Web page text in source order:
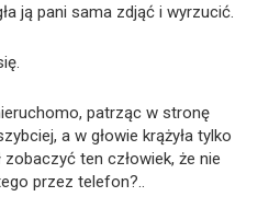
ją pani sama zdjąć i wyrzucić.
patrząc w stronę
a w głowie krążyła tylko
ten człowiek, że nie
przez telefon?..